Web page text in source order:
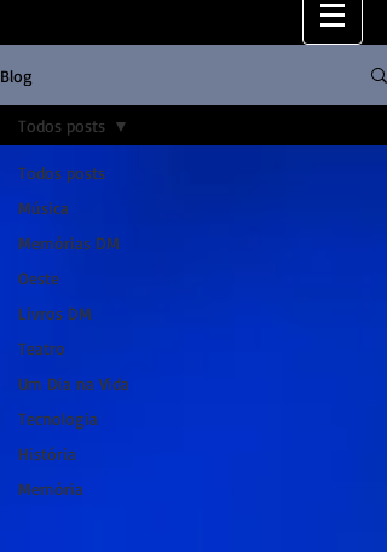
Blog
Todos posts
Música
Memórias DM
Oeste
Livros DM
Teatro
Um Dia na Vida
Tecnologia
História
Memória
Todos posts